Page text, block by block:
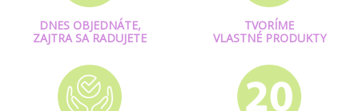
DNES OBJEDNÁTE,
ZAJTRA SA RADUJETE
TVORÍME
VLASTNÉ PRODUKTY